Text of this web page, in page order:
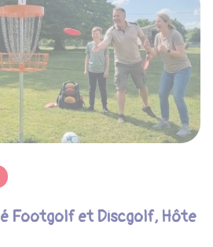
Footgolf et Discgolf, Hôte